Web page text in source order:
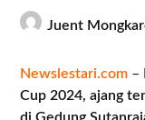
Juent
Newslestari.com –
Cup 2024, ajang